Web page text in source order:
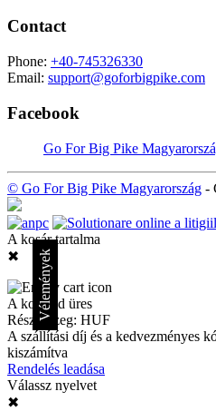
Contact
Phone: +40-745326330
Email: support@goforbigpike.com
Facebook
Go For Big Pike
© Go For Big Pike Magyarország -
A kosár tartalma
✖
A kosarad üres
Részösszeg: HUF
A szállítási díj és a kedvezményes
kiszámítva
Rendelés leadása
Válassz nyelvet
✖
Vélemények